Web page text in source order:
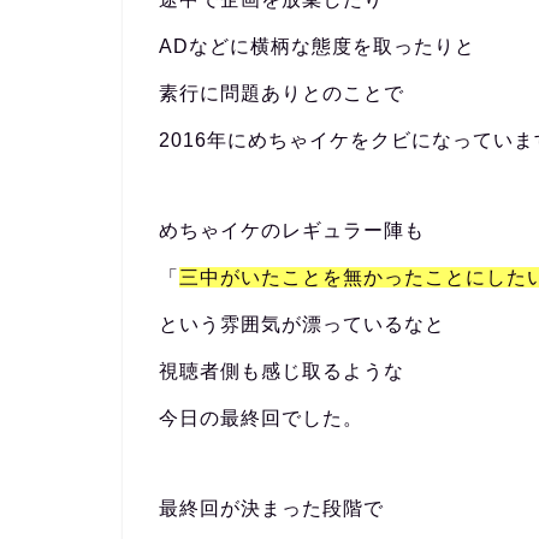
ADなどに横柄な態度を取ったりと
素行に問題ありとのことで
2016年にめちゃイケをクビになっていま
めちゃイケのレギュラー陣も
「 三中がいたことを無かったことにした
という雰囲気が漂っているなと
視聴者側も感じ取るような
今日の最終回でした。
最終回が決まった段階で